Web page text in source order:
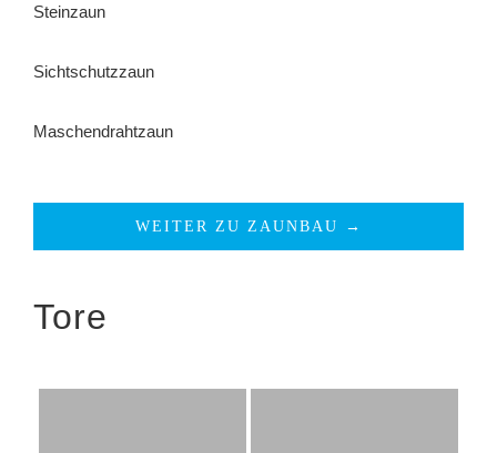
Steinzaun
Sichtschutzzaun
Maschendrahtzaun
WEITER ZU ZAUNBAU →
Tore